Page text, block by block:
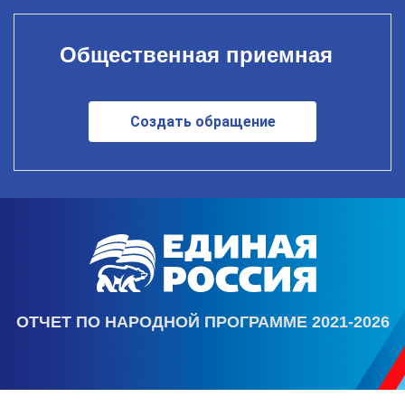
Общественная приемная
Создать обращение
ОТЧЕТ ПО НАРОДНОЙ ПРОГРАММЕ 2021-2026